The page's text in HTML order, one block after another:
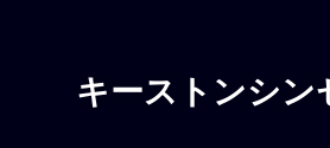
キーストンシン